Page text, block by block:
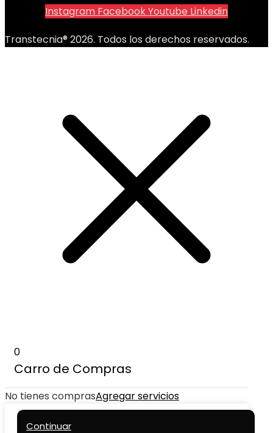
Instagram FacebookYoutube Linkedin
Transtecnia® 2026. Todos los derechos reservados.
0
Carro de Compras
No tienes comprasAgregar servicios
Continuar